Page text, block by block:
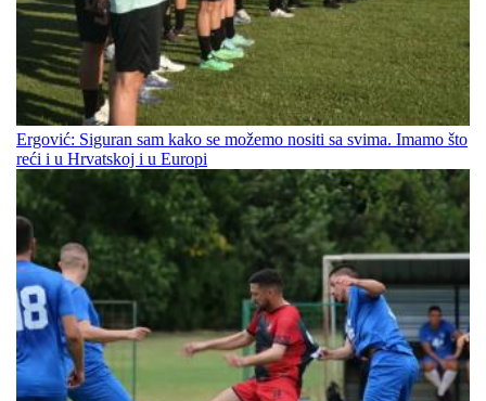
Ergović: Siguran sam kako se možemo nositi sa svima. Imamo što
reći i u Hrvatskoj i u Europi